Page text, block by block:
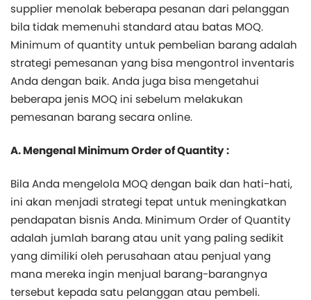
supplier menolak beberapa pesanan dari pelanggan
bila tidak memenuhi standard atau batas MOQ.
Minimum of quantity untuk pembelian barang adalah
strategi pemesanan yang bisa mengontrol inventaris
Anda dengan baik. Anda juga bisa mengetahui
beberapa jenis MOQ ini sebelum melakukan
pemesanan barang secara online.
A. Mengenal Minimum Order of Quantity :
Bila Anda mengelola MOQ dengan baik dan hati-hati,
ini akan menjadi strategi tepat untuk meningkatkan
pendapatan bisnis Anda. Minimum Order of Quantity
adalah jumlah barang atau unit yang paling sedikit
yang dimiliki oleh perusahaan atau penjual yang
mana mereka ingin menjual barang-barangnya
tersebut kepada satu pelanggan atau pembeli.